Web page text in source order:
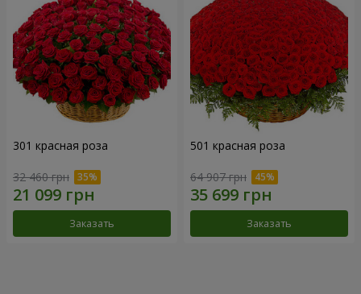
301 красная роза
32 460 грн
Заказать
501 красная роза
64 907 грн
Заказать